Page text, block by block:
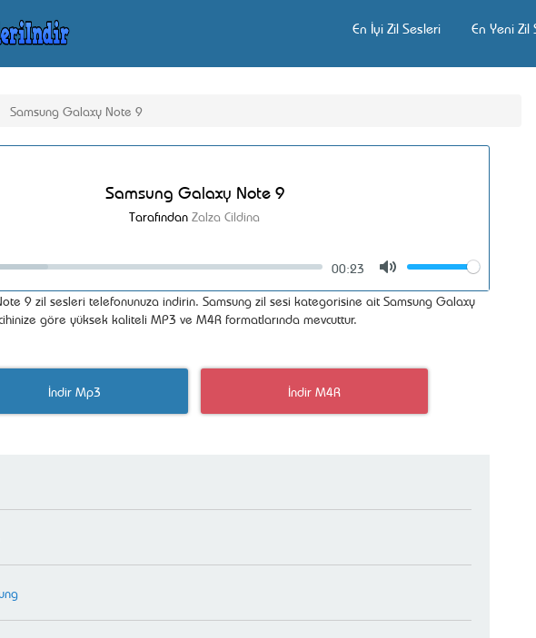
En İyi Zil Sesleri En Yeni Zil
Samsung Galaxy Note 9
Samsung Galaxy Note 9
Tarafından Zalza Cildina
00:23
Volume
9 zil sesleri telefonunuza indirin. Samsung zil sesi kategorisine ait Samsung Galaxy
göre yüksek kaliteli MP3 ve M4R formatlarında mevcuttur.
İndir Mp3 İndir M4R